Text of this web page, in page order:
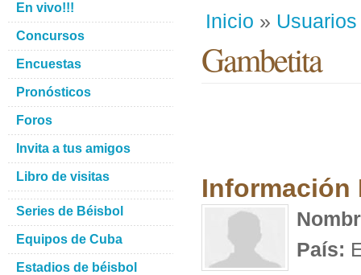
Inicio » Usuarios
Gambetita
Información
País:
En vivo!!!
Concursos
Encuestas
Pronósticos
Foros
Invita a tus amigos
Libro de visitas
Series de Béisbol
Equipos de Cuba
Estadios de béisbol